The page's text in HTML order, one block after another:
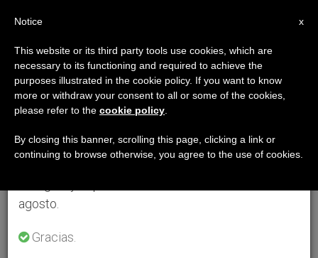
×
Aviso importante
Del 27 de julio al 7 de agosto haremos la pausa
anual, aprovechando que en el periodo de verano
se generan menos informaciones y también el
agosto.
Gracias.
x
Notice
This website or its third party tools use cookies, which are
necessary to its functioning and required to achieve the
purposes illustrated in the cookie policy. If you want to know
more or withdraw your consent to all or some of the cookies,
please refer to the cookie policy
By closing this banner, scrolling this page, clicking a link or
continuing to browse otherwise, you agree to the use of cookies.